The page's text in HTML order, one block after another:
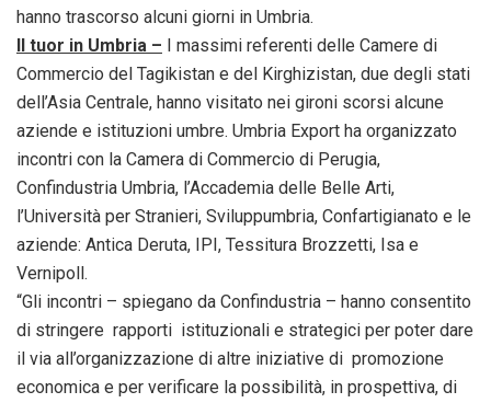
hanno trascorso alcuni giorni in Umbria.
Il tuor in Umbria – I massimi referenti delle Camere di
Commercio del Tagikistan e del Kirghizistan, due degli stati
dell’Asia Centrale, hanno visitato nei gironi scorsi alcune
aziende e istituzioni umbre. Umbria Export ha organizzato
incontri con la Camera di Commercio di Perugia,
Confindustria Umbria, l’Accademia delle Belle Arti,
l’Università per Stranieri, Sviluppumbria, Confartigianato e le
aziende: Antica Deruta, IPI, Tessitura Brozzetti, Isa e
Vernipoll.
“Gli incontri – spiegano da Confindustria – hanno consentito
di stringere rapporti istituzionali e strategici per poter dare
il via all’organizzazione di altre iniziative di promozione
economica e per verificare la possibilità, in prospettiva, di